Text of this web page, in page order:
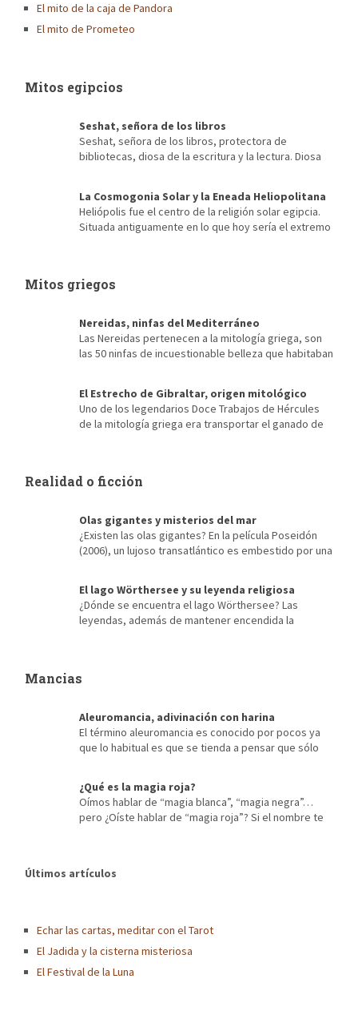
El mito de la caja de Pandora
El mito de Prometeo
Mitos egipcios
Seshat, señora de los libros
Seshat, señora de los libros, protectora de
bibliotecas, diosa de la escritura y la lectura. Diosa
alguien que ama los libros, para quien sus momentos más
recordados se encuentran entre las estanterías de una vieja
biblioteca […]
La Cosmogonia Solar y la Eneada Heliopolitana
Heliópolis fue el centro de la religión solar egipcia.
Situada antiguamente en lo que hoy sería el extremo
Reino Antiguo, la que posibilitó […]
Mitos griegos
Nereidas, ninfas del Mediterráneo
Las Nereidas pertenecen a la mitología griega, son
las 50 ninfas de incuestionable belleza que habitaban
formas en que era visto el mar Mediterráneo, Talía era una
nereida color verde esmeralda y Galatea blanca como la leche,
El Estrecho de Gibraltar, origen mitológico
Uno de los legendarios Doce Trabajos de Hércules
de la mitología griega era transportar el ganado de
Gibraltar Hércules, en lugar de escalar las montañas, […]
Realidad o ficción
Olas gigantes y misterios del mar
¿Existen las olas gigantes? En la película Poseidón
(2006), un lujoso transatlántico es embestido por una
a punto de ser engullido por las fauces de una inmensa criatura.
Como el film tampoco da más de sí, al salir del cine la […]
El lago Wörthersee y su leyenda religiosa
¿Dónde se encuentra el lago Wörthersee? Las
leyendas, además de mantener encendida la
se extiende desde la bahía del pueblo de Velden. […]
Mancias
Aleuromancia, adivinación con harina
El término aleuromancia es conocido por pocos ya
que lo habitual es que se tienda a pensar que sólo
tales como la quiromancia o lectura de las líneas de la mano, o
las tiradas de tarot, entre otros. Pero los métodos empleados a
lo largo de la historia para […]
¿Qué es la magia roja?
Oímos hablar de “magia blanca”, “magia negra”…
pero ¿Oíste hablar de “magia roja”? Si el nombre te
para las temáticas relacionadas […]
Últimos artículos
Echar las cartas, meditar con el Tarot
El Jadida y la cisterna misteriosa
El Festival de la Luna